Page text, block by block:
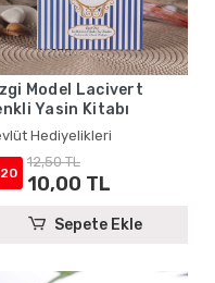
Model Lacivert
Yasin Kitabı
Hediyelikleri
12,50 TL
10,00 TL
Sepete Ekle